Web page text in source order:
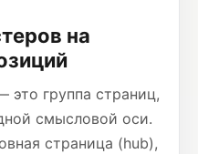
на
это группа страниц,
смысловой оси.
страница (hub),